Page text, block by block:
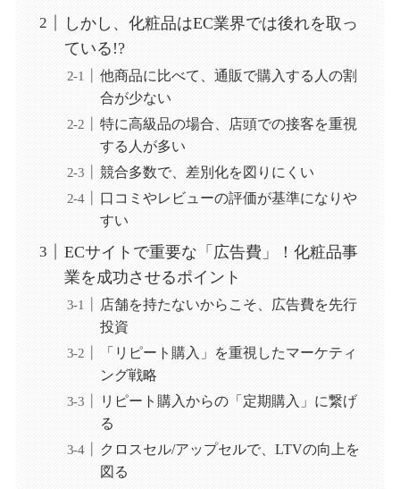
しかし、化粧品はEC業界では後れを取っ
ている!?
他商品に比べて、通販で購入する人の割
合が少ない
特に高級品の場合、店頭での接客を重視
する人が多い
競合多数で、差別化を図りにくい
口コミやレビューの評価が基準になりや
すい
ECサイトで重要な「広告費」！化粧品事
業を成功させるポイント
店舗を持たないからこそ、広告費を先行
投資
「リピート購入」を重視したマーケティ
ング戦略
リピート購入からの「定期購入」に繋げ
る
クロスセル/アップセルで、LTVの向上を
図る